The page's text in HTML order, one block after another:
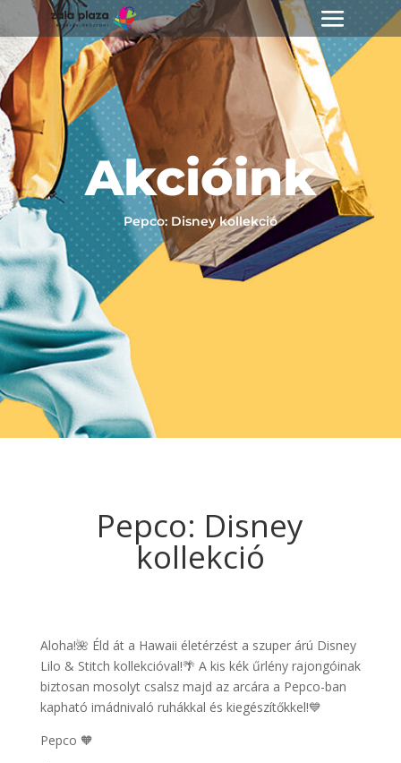
Akcióink
Pepco: Disney kollekció
Pepco: Disney
kollekció
Aloha!🌺 Éld át a Hawaii életérzést a szuper árú Disney
Lilo & Stitch kollekcióval!🌴 A kis kék űrlény rajongóinak
biztosan mosolyt csalsz majd az arcára a Pepco-ban
kapható imádnivaló ruhákkal és kiegészítőkkel!💙
Pepco 🧡